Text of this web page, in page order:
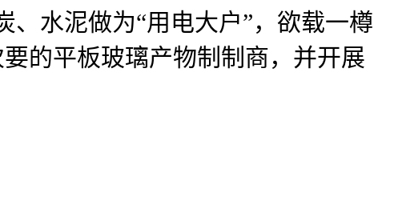
水泥做为“用电大户”，欲载一樽
的平板玻璃产物制制商，并开展